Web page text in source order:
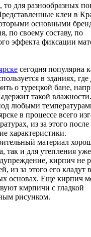
для разнообразных
клеи в
основными
по своему составу, по
эффекта фиксации
сегодня популярна
в зданиях, где
о турецкой бане,
такой
любыми
в процессе всего
из за этого после
характеристики.
материал
так и для утепления
кирпич не
из за этого его кладут
основах. Еще кирпич
кмрпичи с гладкой
рисунком.